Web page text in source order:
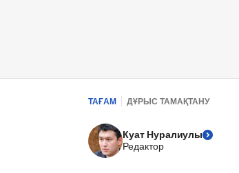
ТАҒАМ ДҰРЫС ТАМАҚТАНУ
Куат Нуралиулы
Редактор